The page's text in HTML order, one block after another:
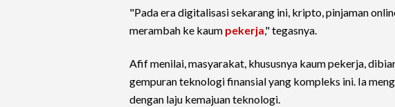
"Pada era digitalisasi sekarang ini, kripto, pinjaman
merambah ke kaum pekerja," tegasnya.
Afif menilai, masyarakat, khususnya kaum pekerja,
gempuran teknologi finansial yang kompleks ini. Ia
dengan laju kemajuan teknologi.